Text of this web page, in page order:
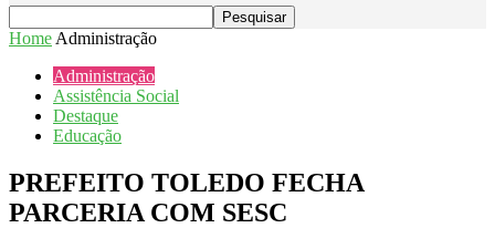
Home Administração
Administração
Assistência Social
Destaque
Educação
PREFEITO TOLEDO FECHA
PARCERIA COM SESC